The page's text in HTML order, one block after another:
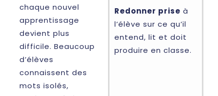
chaque nouvel
apprentissage
devient plus
difficile. Beaucoup
d’élèves
connaissent des
mots isolés,
Redonner prise à
l’élève sur ce qu’il
entend, lit et doit
produire en classe.